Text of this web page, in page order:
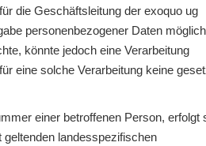
die Geschäftsleitung der exoquo ug
personenbezogener Daten
könnte jedoch eine Verarbeitung
eine solche Verarbeitung keine
einer betroffenen Person, erfolgt
landesspezifischen